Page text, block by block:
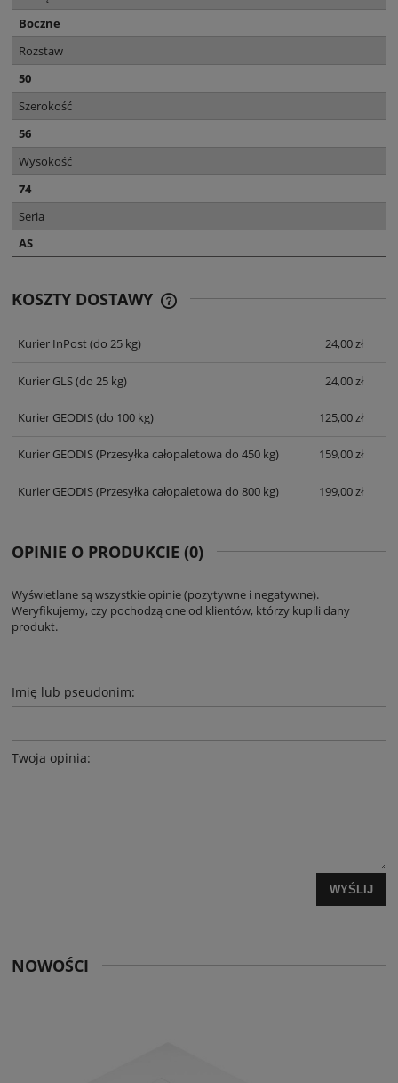
Boczne
Rozstaw
50
Szerokość
56
Wysokość
74
Seria
AS
KOSZTY DOSTAWY
Kurier InPost(do 25 kg) 24,00 zł
Kurier GLS(do 25 kg) 24,00 zł
Kurier GEODIS(do 100 kg) 125,00 zł
Kurier GEODIS(Przesyłka całopaletowa do 450 kg) 159,00 zł
Kurier GEODIS(Przesyłka całopaletowa do 800 kg) 199,00 zł
OPINIE O PRODUKCIE (0)
Wyświetlane są wszystkie opinie (pozytywne i negatywne).
Weryfikujemy, czy pochodzą one od klientów, którzy kupili dany
produkt.
Imię lub pseudonim:
Twoja opinia:
WYŚLIJ
NOWOŚCI